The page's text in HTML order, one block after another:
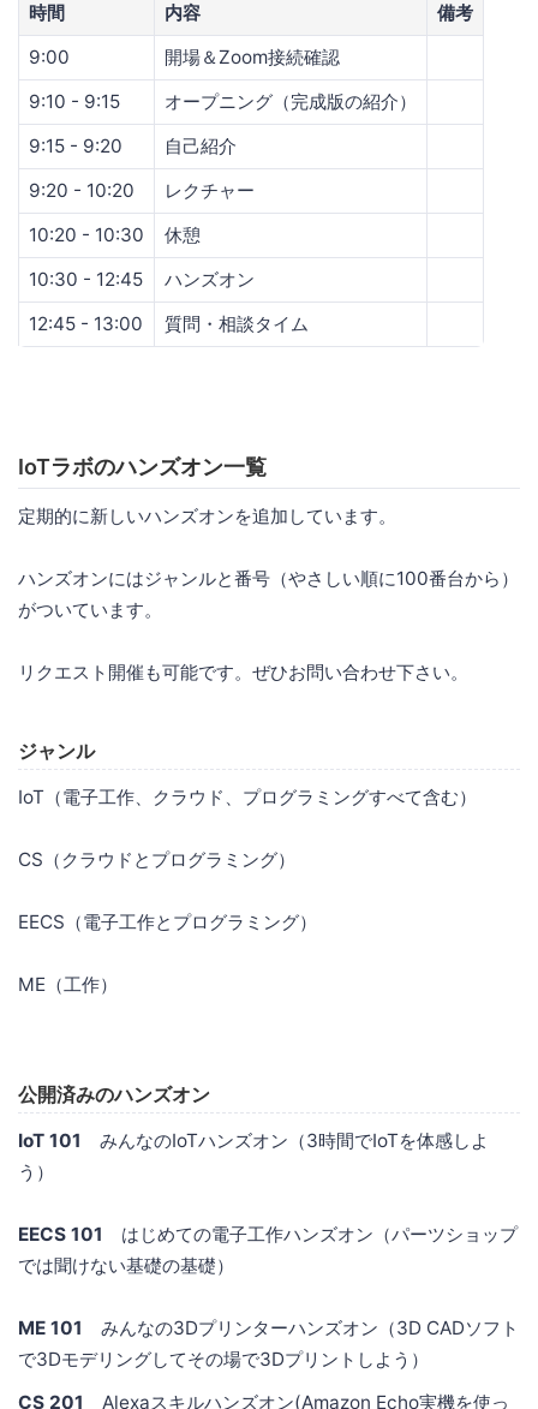
時間 内容
備考
9:00
開場＆Zoom接続確認
9:10 - 9:15
オープニング（完成版の紹介）
9:15 - 9:20
自己紹介
9:20 - 10:20
レクチャー
10:20 - 10:30
休憩
10:30 - 12:45
ハンズオン
12:45 - 13:00
質問・相談タイム
IoTラボのハンズオン一覧
定期的に新しいハンズオンを追加しています。
ハンズオンにはジャンルと番号（やさしい順に100番台から）
がついています。
リクエスト開催も可能です。ぜひお問い合わせ下さい。
ジャンル
IoT（電子工作、クラウド、プログラミングすべて含む）
CS（クラウドとプログラミング）
EECS（電子工作とプログラミング）
ME（工作）
公開済みのハンズオン
IoT 101
みんなのIoTハンズオン（3時間でIoTを体感しよ
う）
EECS 101
はじめての電子工作ハンズオン（パーツショップ
では聞けない基礎の基礎）
ME 101
みんなの3Dプリンターハンズオン（3D CADソフト
で3Dモデリングしてその場で3Dプリントしよう）
CS 201
Alexaスキルハンズオン(Amazon Echo実機を使っ